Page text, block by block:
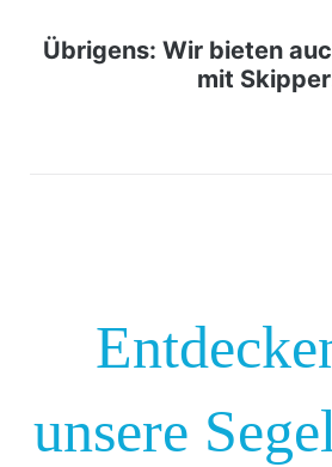
Übrigens: Wir bieten
mit
unsere